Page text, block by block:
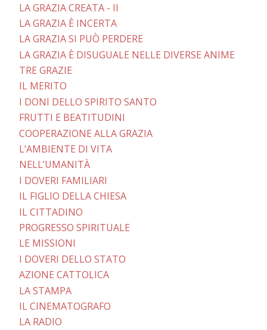
LA GRAZIA CREATA - II
LA GRAZIA È INCERTA
LA GRAZIA SI PUÒ PERDERE
LA GRAZIA È DISUGUALE NELLE DIVERSE ANIME
TRE GRAZIE
IL MERITO
I DONI DELLO SPIRITO SANTO
FRUTTI E BEATITUDINI
COOPERAZIONE ALLA GRAZIA
L’AMBIENTE DI VITA
NELL’UMANITÀ
I DOVERI FAMILIARI
IL FIGLIO DELLA CHIESA
IL CITTADINO
PROGRESSO SPIRITUALE
LE MISSIONI
I DOVERI DELLO STATO
AZIONE CATTOLICA
LA STAMPA
IL CINEMATOGRAFO
LA RADIO